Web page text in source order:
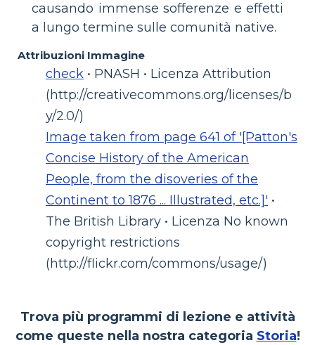
causando immense sofferenze e effetti
a lungo termine sulle comunità native.
Attribuzioni Immagine
check • PNASH • Licenza Attribution
(http://creativecommons.org/licenses/b
y/2.0/)
Image taken from page 641 of '[Patton's
Concise History of the American
People, from the disoveries of the
Continent to 1876 ... Illustrated, etc.]' •
The British Library • Licenza No known
copyright restrictions
(http://flickr.com/commons/usage/)
Trova più programmi di lezione e attività
come queste nella nostra categoria Storia!